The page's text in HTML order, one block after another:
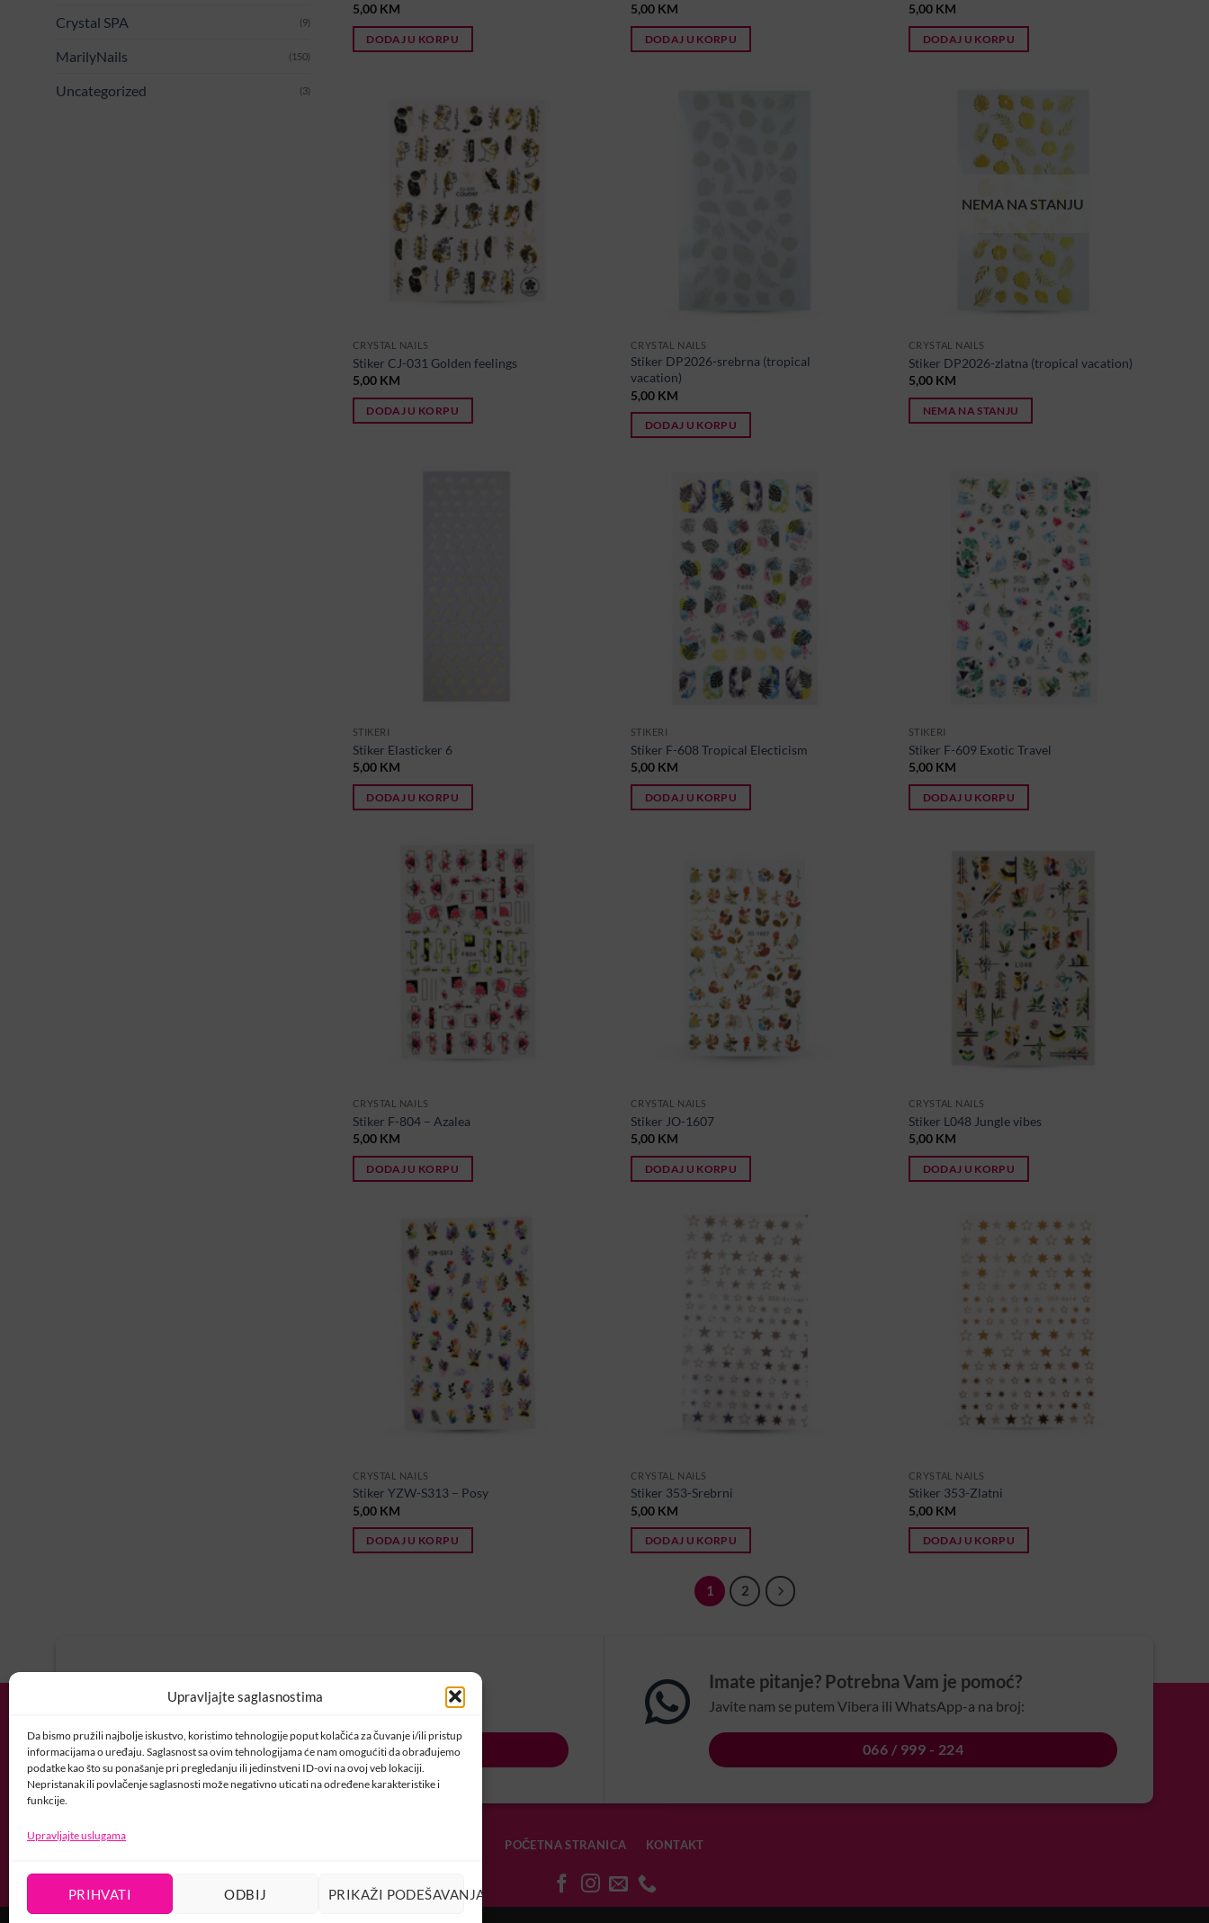
Upravljajte saglasnostima
Da bismo pružili najbolje iskustvo, koristimo tehnologije poput kolačića za čuvanje i/ili pristup
informacijama o uređaju. Saglasnost sa ovim tehnologijama će nam omogućiti da obrađujemo
podatke kao što su ponašanje pri pregledanju ili jedinstveni ID-ovi na ovoj veb lokaciji.
Nepristanak ili povlačenje saglasnosti može negativno uticati na određene karakteristike i
funkcije.
Upravljajte uslugama
PRIHVATI ODBIJ PRIKAŽI PODEŠAVANJA
Crystal SPA (9)
MarilyNails (150)
Uncategorized (3)
5,00 KM
DODAJ U KORPU
5,00 KM
DODAJ U KORPU
5,00 KM
DODAJ U KORPU
CRYSTAL NAILS
Stiker CJ-031 Golden feelings
5,00 KM
DODAJ U KORPU
CRYSTAL NAILS
Stiker DP2026-srebrna (tropical
vacation)
5,00 KM
DODAJ U KORPU
NEMA NA STANJU
CRYSTAL NAILS
Stiker DP2026-zlatna (tropical vacation)
5,00 KM
NEMA NA STANJU
STIKERI
Stiker Elasticker 6
5,00 KM
DODAJ U KORPU
STIKERI
Stiker F-608 Tropical Electicism
5,00 KM
DODAJ U KORPU
STIKERI
Stiker F-609 Exotic Travel
5,00 KM
DODAJ U KORPU
CRYSTAL NAILS
Stiker F-804 – Azalea
5,00 KM
DODAJ U KORPU
CRYSTAL NAILS
Stiker JO-1607
5,00 KM
DODAJ U KORPU
CRYSTAL NAILS
Stiker L048 Jungle vibes
5,00 KM
DODAJ U KORPU
CRYSTAL NAILS
Stiker YZW-S313 – Posy
5,00 KM
DODAJ U KORPU
CRYSTAL NAILS
Stiker 353-Srebrni
5,00 KM
DODAJ U KORPU
CRYSTAL NAILS
Stiker 353-Zlatni
5,00 KM
DODAJ U KORPU
1 2
Vaš CV i motivaciono pismo šaljite nam na email:
POSAO@CRYSTALNAILSBIH.COM
Imate pitanje? Potrebna Vam je pomoć?
Javite nam se putem Vibera ili WhatsApp-a na broj:
066 / 999 - 224
POČETNA STRANICA KONTAKT